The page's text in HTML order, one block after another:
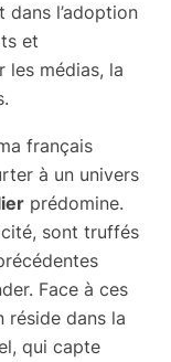
l’adoption
et
les médias, la
français
à un univers
prédomine.
sont truffés
Face à ces
réside dans la
qui capte